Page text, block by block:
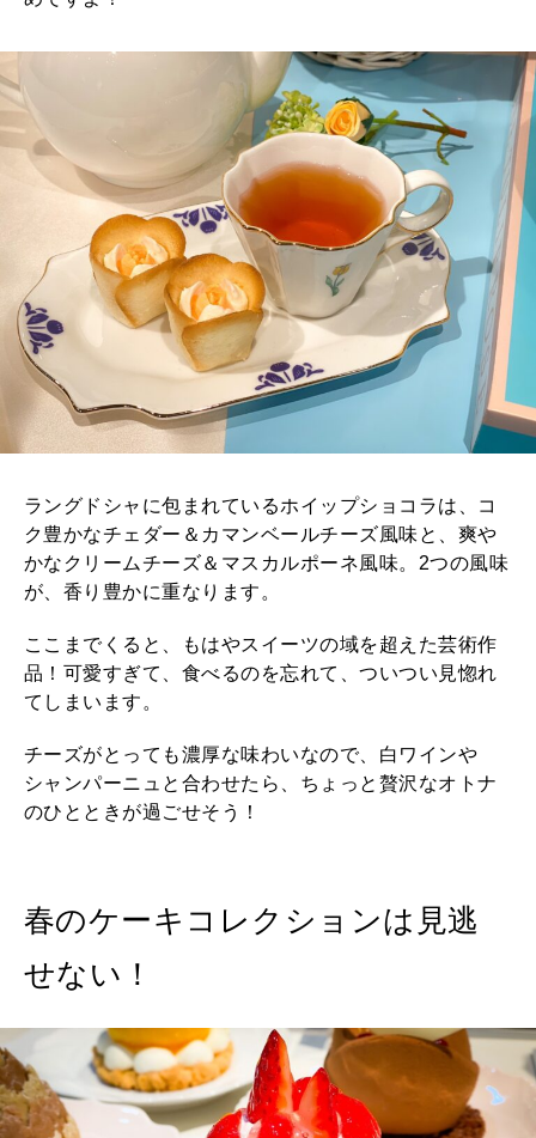
ラングドシャに包まれているホイップショコラは、コ
ク豊かなチェダー＆カマンベールチーズ風味と、爽や
かなクリームチーズ＆マスカルポーネ風味。2つの風味
が、香り豊かに重なります。
ここまでくると、もはやスイーツの域を超えた芸術作
品！可愛すぎて、食べるのを忘れて、ついつい見惚れ
てしまいます。
チーズがとっても濃厚な味わいなので、白ワインや
シャンパーニュと合わせたら、ちょっと贅沢なオトナ
のひとときが過ごせそう！
春のケーキコレクションは見逃
せない！